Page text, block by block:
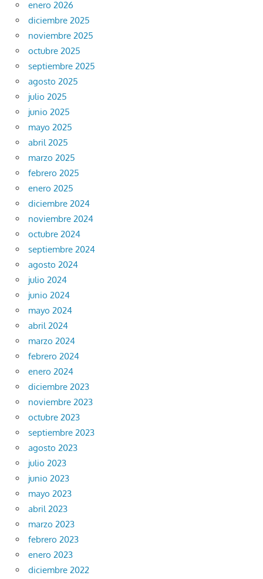
enero 2026
diciembre 2025
noviembre 2025
octubre 2025
septiembre 2025
agosto 2025
julio 2025
junio 2025
mayo 2025
abril 2025
marzo 2025
febrero 2025
enero 2025
diciembre 2024
noviembre 2024
octubre 2024
septiembre 2024
agosto 2024
julio 2024
junio 2024
mayo 2024
abril 2024
marzo 2024
febrero 2024
enero 2024
diciembre 2023
noviembre 2023
octubre 2023
septiembre 2023
agosto 2023
julio 2023
junio 2023
mayo 2023
abril 2023
marzo 2023
febrero 2023
enero 2023
diciembre 2022